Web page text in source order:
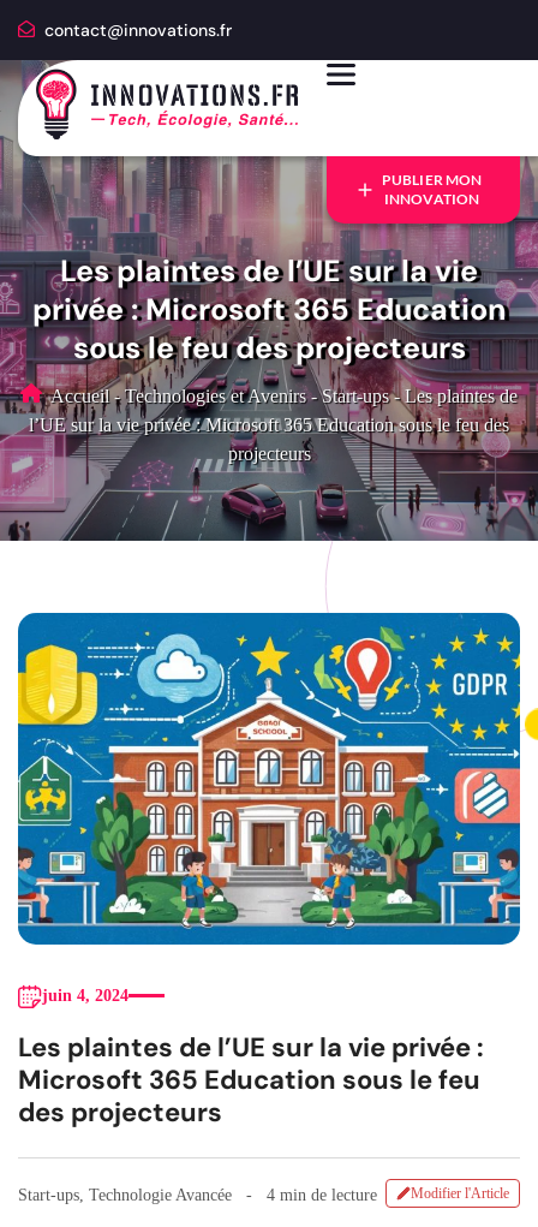
contact@innovations.fr
PUBLIER MON
INNOVATION
Les plaintes de l’UE sur la vie
privée : Microsoft 365 Education
sous le feu des projecteurs
Accueil - Technologies et Avenirs - Start-ups - Les plaintes de
l’UE sur la vie privée : Microsoft 365 Education sous le feu des
projecteurs
juin 4, 2024
Les plaintes de l’UE sur la vie privée :
Microsoft 365 Education sous le feu
des projecteurs
Start-ups Technologie Avancée 4 min de lecture Modifier l'Article